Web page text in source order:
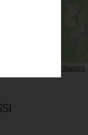
contributors